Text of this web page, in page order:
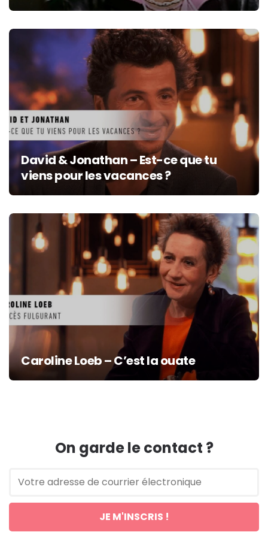
David & Jonathan – Est-ce que tu
viens pour les vacances ?
Caroline Loeb – C’est la ouate
On garde le contact ?